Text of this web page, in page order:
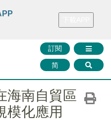
財華證券 媒體矩陣
訂閱
简
海南自貿區
模化應用